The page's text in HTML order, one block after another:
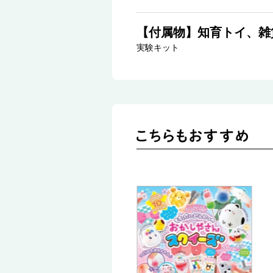
【付属物】知育トイ、
実験キット